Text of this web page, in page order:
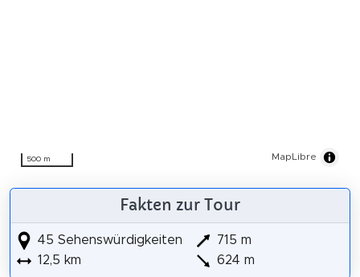
500 m MapLibre
Fakten zur Tour
45 Sehenswürdigkeiten
12,5 km
715 m
624 m